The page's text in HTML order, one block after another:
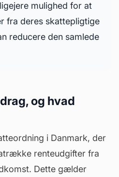
mulighed for at
fra deres skattepligtige
reducere den samlede
og hvad
i Danmark, der
renteudgifter fra
Dette gælder